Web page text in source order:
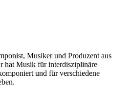
Musiker und Produzent aus
hat Musik für interdisziplinäre
und für verschiedene